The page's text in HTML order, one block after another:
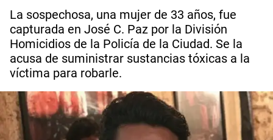
La sospechosa, una mujer de 33 años, fue
capturada en José C. Paz por la División
Homicidios de la Policía de la Ciudad. Se la
acusa de suministrar sustancias tóxicas a la
víctima para robarle.